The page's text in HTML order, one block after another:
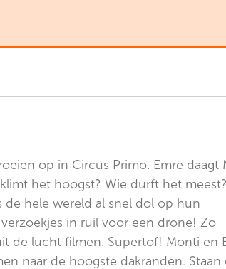
op in Circus Primo. Emre daagt
het hoogst? Wie durft het
hele wereld al snel dol op hun
in ruil voor een drone! Zo
de lucht filmen. Supertof! Monti en
naar de hoogste dakranden. Staan